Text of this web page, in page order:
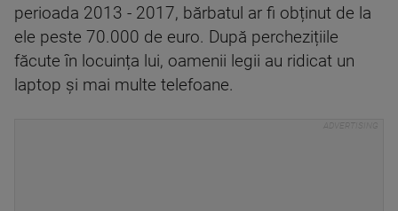
perioada 2013 - 2017, bărbatul ar fi obținut de la
ele peste 70.000 de euro. După perchezițiile
făcute în locuința lui, oamenii legii au ridicat un
laptop și mai multe telefoane.